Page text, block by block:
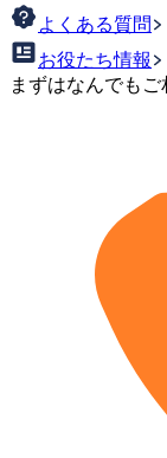
よくある質問
お役たち情報
まずはなんでもご